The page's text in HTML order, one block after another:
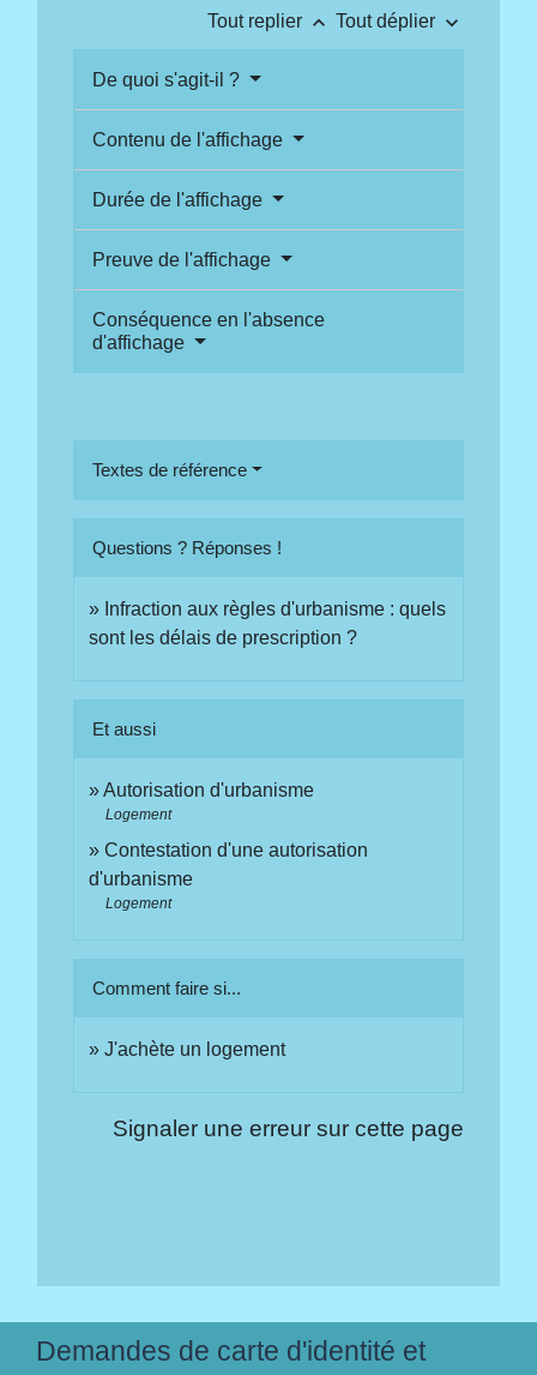
Tout replier keyboard_arrow_up Tout déplier keyboard_arrow_down
De quoi s'agit-il ?
Contenu de l'affichage
Durée de l'affichage
Preuve de l'affichage
Conséquence en l'absence
d'affichage
Textes de référence
Questions ? Réponses !
Infraction aux règles d'urbanisme : quels
sont les délais de prescription ?
Et aussi
Autorisation d'urbanisme
Logement
Contestation d'une autorisation
d'urbanisme
Logement
Comment faire si...
J'achète un logement
Signaler une erreur sur cette page
Demandes de carte d'identité et